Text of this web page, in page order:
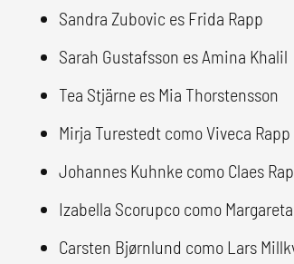
Sandra Zubovic es Frida Rapp
Sarah Gustafsson es Amina Khalil
Tea Stjärne es Mia Thorstensson
Mirja Turestedt como Viveca Rapp
Johannes Kuhnke como Claes
Izabella Scorupco como
Carsten Bjørnlund como Lars